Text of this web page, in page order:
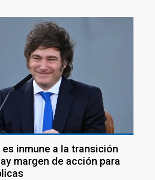
inmune a la transición
margen de acción para